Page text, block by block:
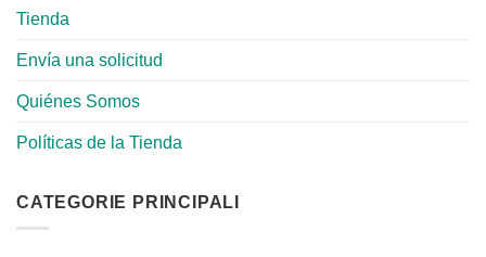
Tienda
Envía una solicitud
Quiénes Somos
Políticas de la Tienda
CATEGORIE PRINCIPALI